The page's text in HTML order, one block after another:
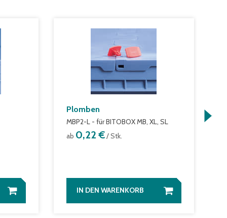
Plomben
MBP2-L - für BITOBOX MB, XL, SL
ab 0,22 €/ Stk.
IN DEN WARENKORB